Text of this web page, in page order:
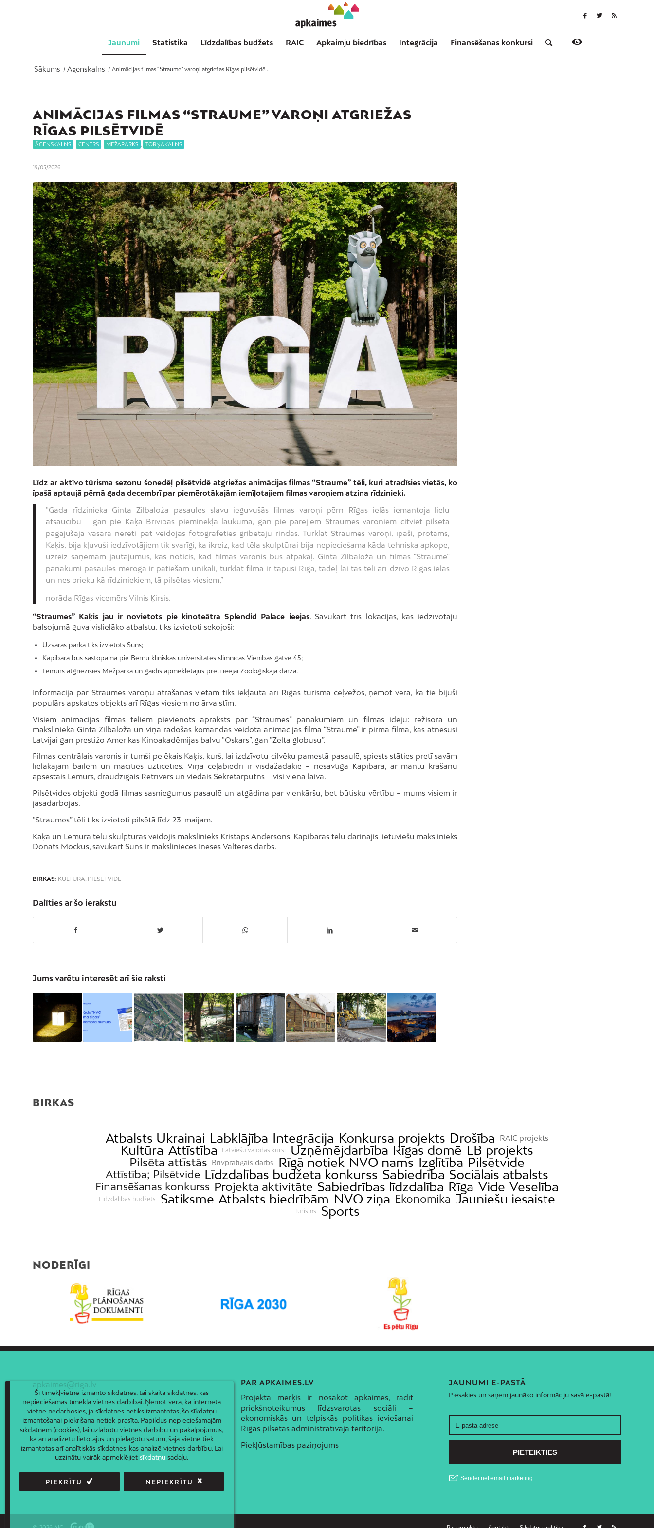
Jaunumi Statistika Līdzdalības budžets RAIC Apkaimju biedrības Integrācija Finansēšanas konkursi
Sākums / Āgenskalns / Animācijas filmas “Straume” varoņi atgriežas Rīgas pilsētvidē...
ANIMĀCIJAS FILMAS “STRAUME” VAROŅI ATGRIEŽAS
RĪGAS PILSĒTVIDĒ
ĀGENSKALNS CENTRS MEŽAPARKS TORŅAKALNS
19/05/2026
Līdz ar aktīvo tūrisma sezonu šonedēļ pilsētvidē atgriežas animācijas filmas “Straume” tēli, kuri atradīsies vietās, ko
īpašā aptaujā pērnā gada decembrī par piemērotākajām iemīļotajiem filmas varoņiem atzina rīdzinieki.
“Gada rīdzinieka Ginta Zilbaloža pasaules slavu ieguvušās filmas varoņi pērn Rīgas ielās iemantoja lielu
atsaucību – gan pie Kaķa Brīvības pieminekļa laukumā, gan pie pārējiem Straumes varoņiem citviet pilsētā
pagājušajā vasarā nereti pat veidojās fotografēties gribētāju rindas. Turklāt Straumes varoņi, īpaši, protams,
Kaķis, bija kļuvuši iedzīvotājiem tik svarīgi, ka ikreiz, kad tēla skulptūrai bija nepieciešama kāda tehniska apkope,
uzreiz saņēmām jautājumus, kas noticis, kad filmas varonis būs atpakaļ. Ginta Zilbaloža un filmas “Straume”
panākumi pasaules mērogā ir patiešām unikāli, turklāt filma ir tapusi Rīgā, tādēļ lai tās tēli arī dzīvo Rīgas ielās
un nes prieku kā rīdziniekiem, tā pilsētas viesiem,”
norāda Rīgas vicemērs Vilnis Ķirsis.
“Straumes” Kaķis jau ir novietots pie kinoteātra Splendid Palace ieejas. Savukārt trīs lokācijās, kas iedzīvotāju
balsojumā guva vislielāko atbalstu, tiks izvietoti sekojoši:
Uzvaras parkā tiks izvietots Suns;
Kapibara būs sastopama pie Bērnu klīniskās universitātes slimnīcas Vienības gatvē 45;
Lemurs atgriezīsies Mežparkā un gaidīs apmeklētājus pretī ieejai Zooloģiskajā dārzā.
Informācija par Straumes varoņu atrašanās vietām tiks iekļauta arī Rīgas tūrisma ceļvežos, ņemot vērā, ka tie bijuši
populārs apskates objekts arī Rīgas viesiem no ārvalstīm.
Visiem animācijas filmas tēliem pievienots apraksts par “Straumes” panākumiem un filmas ideju: režisora un
mākslinieka Ginta Zilbaloža un viņa radošās komandas veidotā animācijas filma “Straume” ir pirmā filma, kas atnesusi
Latvijai gan prestižo Amerikas Kinoakadēmijas balvu “Oskars”, gan “Zelta globusu”.
Filmas centrālais varonis ir tumši pelēkais Kaķis, kurš, lai izdzīvotu cilvēku pamestā pasaulē, spiests stāties pretī savām
lielākajām bailēm un mācīties uzticēties. Viņa ceļabiedri ir visdažādākie – nesavtīgā Kapibara, ar mantu krāšanu
apsēstais Lemurs, draudzīgais Retrīvers un viedais Sekretārputns – visi vienā laivā.
Pilsētvides objekti godā filmas sasniegumus pasaulē un atgādina par vienkāršu, bet būtisku vērtību – mums visiem ir
jāsadarbojas.
“Straumes” tēli tiks izvietoti pilsētā līdz 23. maijam.
Kaķa un Lemura tēlu skulptūras veidojis mākslinieks Kristaps Andersons, Kapibaras tēlu darinājis lietuviešu mākslinieks
Donats Mockus, savukārt Suns ir mākslinieces Ineses Valteres darbs.
BIRKAS: KULTŪRA, PILSĒTVIDE
Dalīties ar šo ierakstu
Jums varētu interesēt arī šie raksti
BIRKAS
Atbalsts Ukrainai Labklājība Integrācija Konkursa projekts Drošība RAIC projekts
Kultūra Attīstība Latviešu valodas kursi Uzņēmējdarbība Rīgas domē LB projekts
Pilsēta attīstās Brīvprātīgais darbs Rīgā notiek NVO nams Izglītība Pilsētvide
Attīstība; Pilsētvide Līdzdalības budžeta konkurss Sabiedrība Sociālais atbalsts
Finansēšanas konkurss Projekta aktivitāte Sabiedrības līdzdalība Rīga Vide Veselība
Līdzdalības budžets Satiksme Atbalsts biedrībām NVO ziņa Ekonomika Jauniešu iesaiste
Tūrisms Sports
NODERĪGI
apkaimes@riga.lv PAR APKAIMES.LV
Projekta mērķis ir nosakot apkaimes, radīt
priekšnoteikumus līdzsvarotas sociāli –
ekonomiskās un telpiskās politikas ieviešanai
Rīgas pilsētas administratīvajā teritorijā.
Piekļūstamības paziņojums
JAUNUMI E-PASTĀ
Piesakies un saņem jaunāko informāciju savā e-pastā!
Šī tīmekļvietne izmanto sīkdatnes, tai skaitā sīkdatnes, kas
nepieciešamas tīmekļa vietnes darbībai. Ņemot vērā, ka interneta
vietne nedarbosies, ja sīkdatnes netiks izmantotas, šo sīkdatņu
izmantošanai piekrišana netiek prasīta. Papildus nepieciešamajām
sīkdatnēm (cookies), lai uzlabotu vietnes darbību un pakalpojumus,
kā arī analizētu lietotājus un pielāgotu saturu, šajā vietnē tiek
izmantotas arī analītiskās sīkdatnes, kas analizē vietnes darbību. Lai
uzzinātu vairāk apmeklējietsīkdatņu sadaļu.
PIEKRĪTU NEPIEKRĪTU